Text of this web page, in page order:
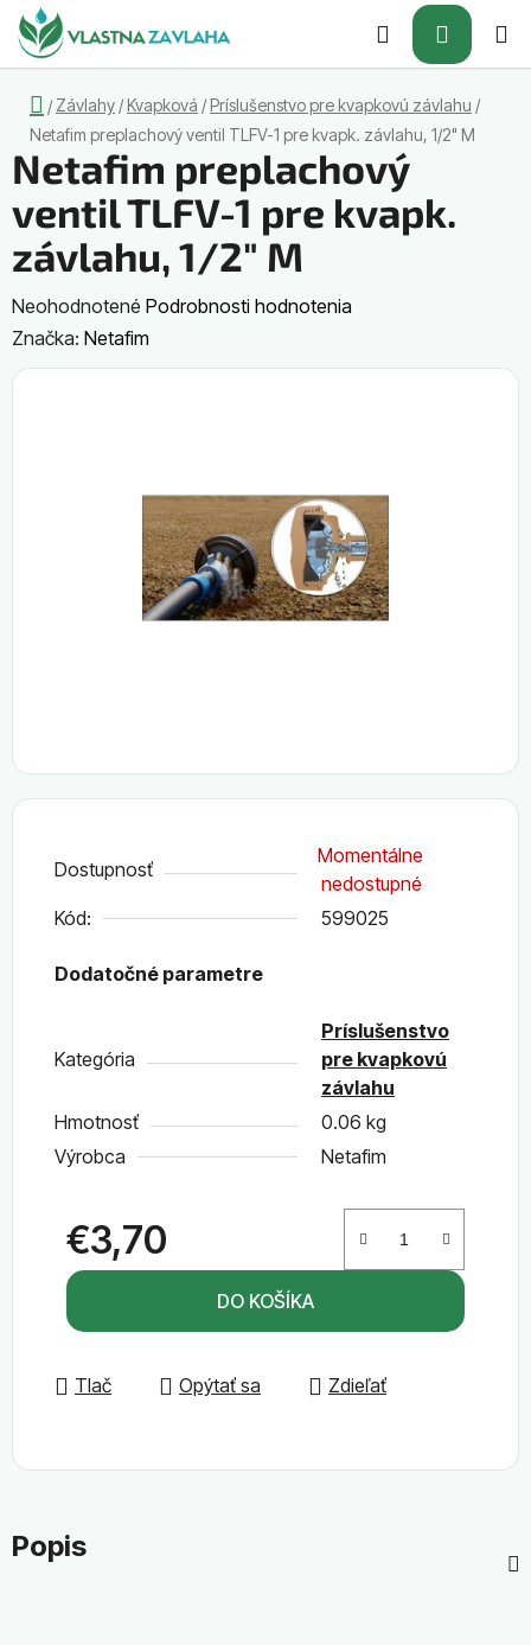
Prejsť
na
obsah
Hľadať
KOŠÍK
Domov
/ Závlahy / Kvapková / Príslušenstvo pre kvapkovú závlahu /
Netafim preplachový ventil TLFV-1 pre kvapk. závlahu, 1/2" M
Dostupnosť
Momentálne
nedostupné
Kód:
599025
Dodatočné parametre
Kategória
Príslušenstvo
pre kvapkovú
závlahu
Hmotnosť
0.06 kg
Výrobca
Netafim
€3,70
Jednotková cena:
DO KOŠÍKA
Tlač Opýtať sa Zdieľať
Netafim preplachový
ventil TLFV-1 pre kvapk.
závlahu, 1/2" M
Priemerné
hodnotenie
produktu
Neohodnotené Podrobnosti hodnotenia
Značka: Netafim
Popis